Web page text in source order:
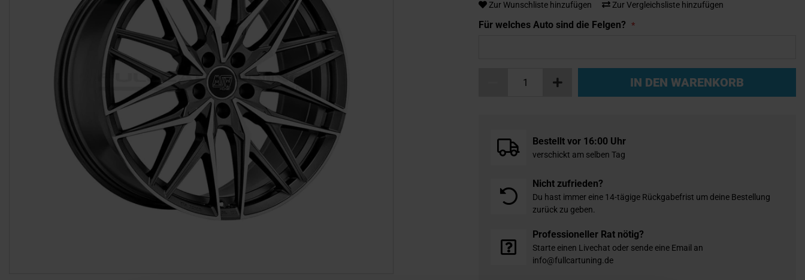
Zur Wunschliste hinzufügen Zur Vergleichsliste hinzufügen
Für welches Auto sind die Felgen?
IN DEN WARENKORB
Bestellt vor 16:00 Uhr
verschickt am selben Tag
Nicht zufrieden?
Du hast immer eine 14-tägige Rückgabefrist um deine Bestellung
zurück zu geben.
Professioneller Rat nötig?
Starte einen Livechat oder sende eine Email an
info@fullcartuning.de